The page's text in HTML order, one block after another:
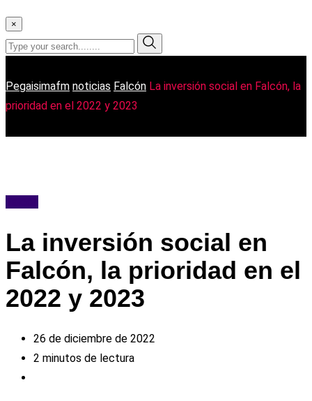
×
Pegaisimafm noticias Falcón La inversión social en Falcón, la
prioridad en el 2022 y 2023
La inversión social en
Falcón, la prioridad en el
2022 y 2023
26 de diciembre de 2022
2 minutos de lectura